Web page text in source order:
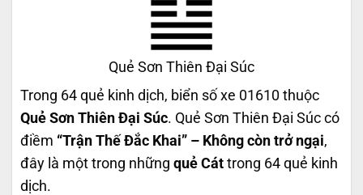
Quẻ Sơn Thiên Đại Súc
Trong 64 quẻ kinh dịch, biển số xe 01610 thuộc
Quẻ Sơn Thiên Đại Súc. Quẻ Sơn Thiên Đại Súc có
điềm “Trận Thế Đắc Khai” – Không còn trở ngại,
đây là một trong những quẻ Cát trong 64 quẻ kinh
dịch.